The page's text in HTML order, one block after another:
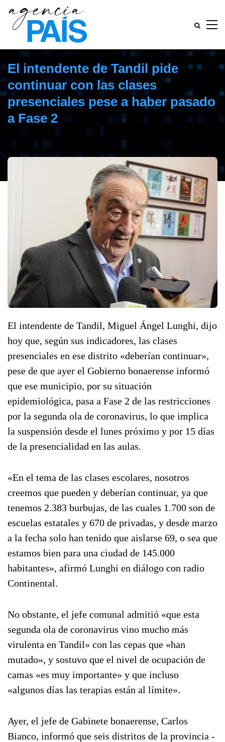
El intendente de Tandil pide
continuar con las clases
presenciales pese a haber pasado
a Fase 2
mayo 12, 2021
El intendente de Tandil, Miguel Ángel Lunghi, dijo
hoy que, según sus indicadores, las clases
presenciales en ese distrito «deberían continuar»,
pese de que ayer el Gobierno bonaerense informó
que ese municipio, por su situación
epidemiológica, pasa a Fase 2 de las restricciones
por la segunda ola de coronavirus, lo que implica
la suspensión desde el lunes próximo y por 15 días
de la presencialidad en las aulas.
«En el tema de las clases escolares, nosotros
creemos que pueden y deberían continuar, ya que
tenemos 2.383 burbujas, de las cuales 1.700 son de
escuelas estatales y 670 de privadas, y desde marzo
a la fecha solo han tenido que aislarse 69, o sea que
estamos bien para una ciudad de 145.000
habitantes», afirmó Lunghi en diálogo con radio
Continental.
No obstante, el jefe comunal admitió «que esta
segunda ola de coronavirus vino mucho más
virulenta en Tandil» con las cepas que «han
mutado», y sostuvo que el nivel de ocupación de
camas «es muy importante» y que incluso
«algunos días las terapias están al límite».
Ayer, el jefe de Gabinete bonaerense, Carlos
Bianco, informó que seis distritos de la provincia -